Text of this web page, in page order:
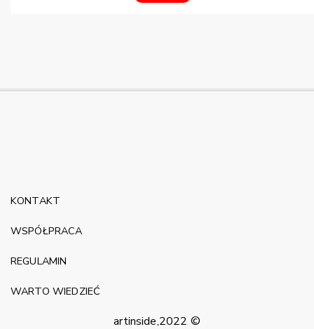
artinside,2022 ©
KONTAKT
WSPÓŁPRACA
REGULAMIN
WARTO WIEDZIEĆ